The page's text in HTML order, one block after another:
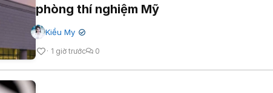
phòng thí nghiệm Mỹ
Kiều My ✔
1 giờ trước 0